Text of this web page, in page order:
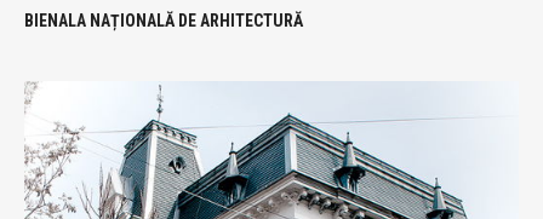
BIENALA NAȚIONALĂ DE ARHITECTURĂ